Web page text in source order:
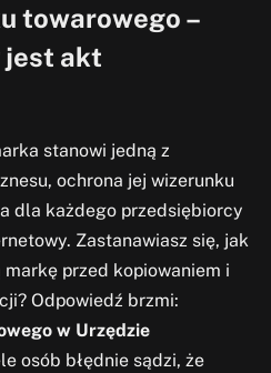
towarowego –
jest akt
stanowi jedną z
ochrona jej wizerunku
dla każdego przedsiębiorcy
Zastanawiasz się, jak
przed kopiowaniem i
Odpowiedź brzmi:
w Urzędzie
osób błędnie sądzi, że